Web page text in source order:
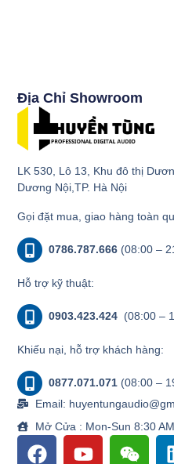
Địa Chỉ Showroom
LK 530, Lô 13, Khu đô thị
Dương Nội,TP. Hà Nội
Gọi đặt mua, giao hàng toàn
0786.787.666 (08:00 –
Hỗ trợ kỹ thuật:
0903.423.424 (08:00 –
Khiếu nại, hỗ trợ khách hàng:
0877.071.071 (08:00 –
Email:
Mở Cửa : Mon-Sun 8:30